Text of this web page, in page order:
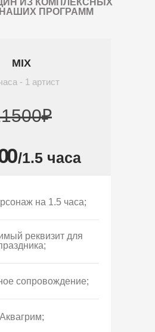
ПРОГРАММ
MIX
- 1 артист
/1.5 часа
на 1.5 часа;
реквизит для
сопровождение;
Аквагрим;